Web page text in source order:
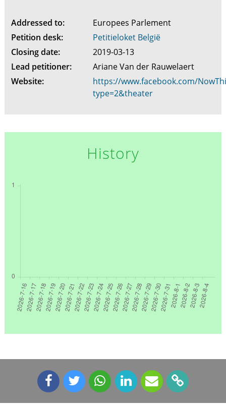
Addressed to:
Europees Parlement
Petition desk:
Petitieloket België
Closing date:
2019-03-13
Lead petitioner:
Ariane Van der Rauwelaert
Website:
https://www.facebook.com/
type=2&theater
History